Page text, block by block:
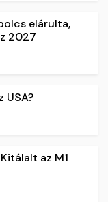
elárulta,
2027
USA?
az M1